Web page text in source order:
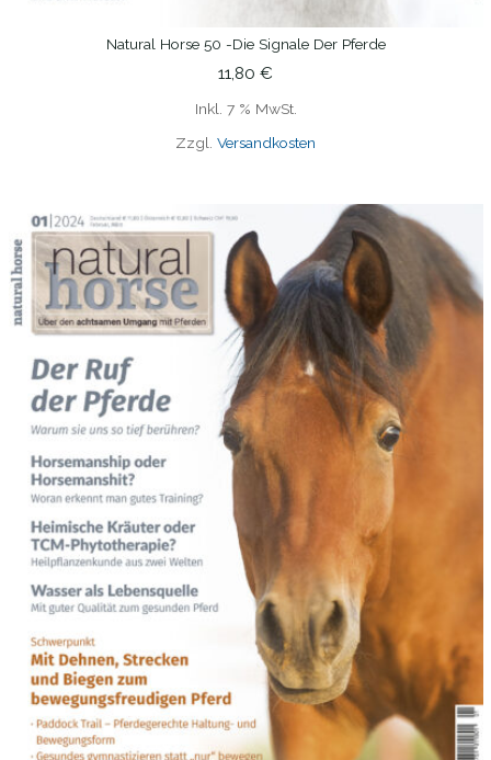
IN DEN WARENKORB
Natural Horse 50 -Die Signale Der Pferde
11,80 €
Inkl. 7 % MwSt.
Zzgl. Versandkosten